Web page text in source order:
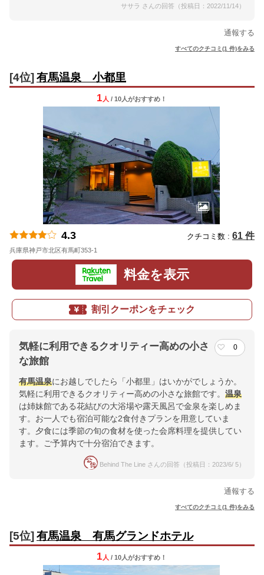
ササラ さんの回答（投稿日：2022/11/14）
通報する
すべてのクチコミ(1 件)をみる
[4位] 有馬温泉 小都里
1 人 / 10人がおすすめ！
4.3 クチコミ数 : 61 件
兵庫県神戸市北区有馬町353-1
料金を表示
割引クーポンをチェック
気軽に利用できるクオリティー高めの小さ
な旅館
0
有馬温泉にお越しでしたら「小都里」はいかがでしょうか。
気軽に利用できるクオリティー高めの小さな旅館です。 温泉
は姉妹館である花結びの大浴場や露天風呂で金泉を楽しめま
す。お一人でも宿泊可能な2食付きプランを用意していま
す。夕食には季節の旬の食材を使った会席料理を提供してい
ます。ご予算内で十分宿泊できます。
Behind The Line さんの回答（投稿日：2023/6/ 5）
通報する
すべてのクチコミ(1 件)をみる
[5位] 有馬温泉 有馬グランドホテル
1 人 / 10人がおすすめ！